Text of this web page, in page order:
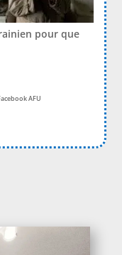
pour que
AFU